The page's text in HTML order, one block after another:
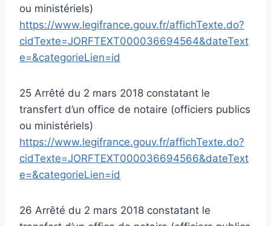
ou ministériels)
https://www.legifrance.gouv.fr/affichTexte.do?
cidTexte=JORFTEXT000036694564&dateText
e=&categorieLien=id
25 Arrêté du 2 mars 2018 constatant le
transfert d’un office de notaire (officiers publics
ou ministériels)
https://www.legifrance.gouv.fr/affichTexte.do?
cidTexte=JORFTEXT000036694566&dateText
e=&categorieLien=id
26 Arrêté du 2 mars 2018 constatant le